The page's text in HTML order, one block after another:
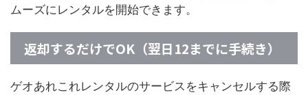
ムーズにレンタルを開始できます。
返却するだけでOK（翌日12までに手続き）
ゲオあれこれレンタルのサービスをキャンセルする際